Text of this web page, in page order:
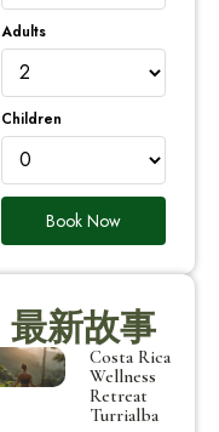
Adults
Children
Book Now
最新故事
Costa Rica
Wellness
Retreat
Turrialba